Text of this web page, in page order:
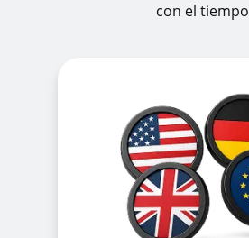
con el tiempo